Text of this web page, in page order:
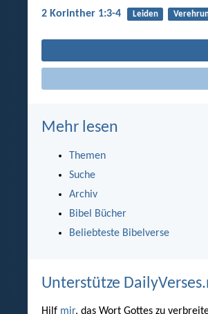
2 Korinther 1:3-4 Leiden
Mehr lesen
Themen
Suche
Archiv
Bibel Bücher
Beliebteste Bibelverse
Unterstütze
Hilf mir, das Wort Gottes zu